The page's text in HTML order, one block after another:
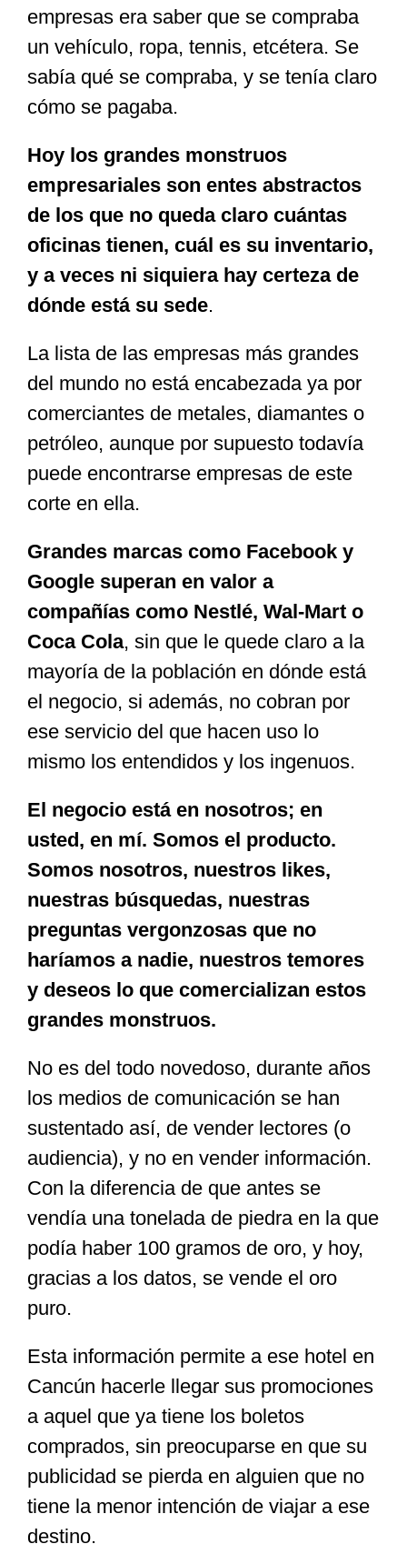
empresas era saber que se compraba
un vehículo, ropa, tennis, etcétera. Se
sabía qué se compraba, y se tenía claro
cómo se pagaba.
Hoy los grandes monstruos
empresariales son entes abstractos
de los que no queda claro cuántas
oficinas tienen, cuál es su inventario,
y a veces ni siquiera hay certeza de
dónde está su sede.
La lista de las empresas más grandes
del mundo no está encabezada ya por
comerciantes de metales, diamantes o
petróleo, aunque por supuesto todavía
puede encontrarse empresas de este
corte en ella.
Grandes marcas como Facebook y
Google superan en valor a
compañías como Nestlé, Wal-Mart o
Coca Cola, sin que le quede claro a la
mayoría de la población en dónde está
el negocio, si además, no cobran por
ese servicio del que hacen uso lo
mismo los entendidos y los ingenuos.
El negocio está en nosotros; en
usted, en mí. Somos el producto.
Somos nosotros, nuestros likes,
nuestras búsquedas, nuestras
preguntas vergonzosas que no
haríamos a nadie, nuestros temores
y deseos lo que comercializan estos
grandes monstruos.
No es del todo novedoso, durante años
los medios de comunicación se han
sustentado así, de vender lectores (o
audiencia), y no en vender información.
Con la diferencia de que antes se
vendía una tonelada de piedra en la que
podía haber 100 gramos de oro, y hoy,
gracias a los datos, se vende el oro
puro.
Esta información permite a ese hotel en
Cancún hacerle llegar sus promociones
a aquel que ya tiene los boletos
comprados, sin preocuparse en que su
publicidad se pierda en alguien que no
tiene la menor intención de viajar a ese
destino.